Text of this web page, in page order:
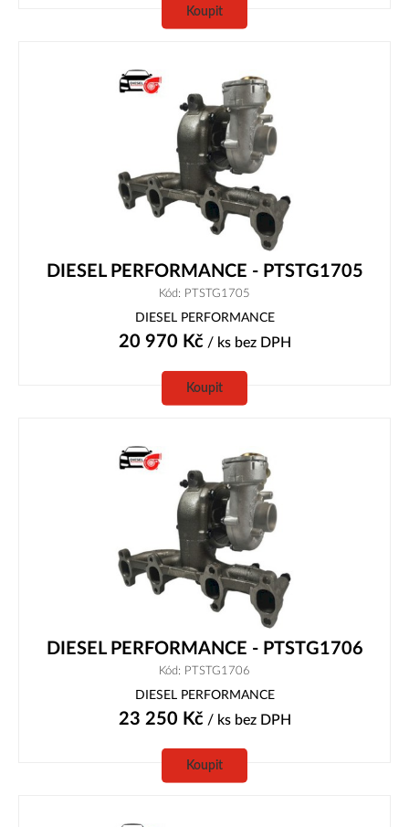
Koupit
DIESEL PERFORMANCE - PTSTG1705
Kód: PTSTG1705
DIESEL PERFORMANCE
20 970 Kč/ ks bez DPH
Koupit
DIESEL PERFORMANCE - PTSTG1706
Kód: PTSTG1706
DIESEL PERFORMANCE
23 250 Kč/ ks bez DPH
Koupit